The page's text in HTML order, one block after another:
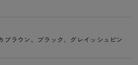
ブラウン、ブラック、グレイッシュピン